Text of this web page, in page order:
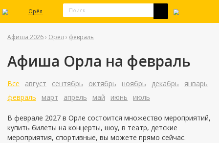
Орёл
Афиша 2026› Орёл › февраль
Афиша Орла на февраль
Все август сентябрь октябрь ноябрь декабрь
январь
февраль
март апрель май июнь июль
В феврале 2027 в Орле состоится множество мероприятий,
купить билеты на концерты, шоу, в театр, детские
мероприятия, спортивные, вы можете прямо сейчас.